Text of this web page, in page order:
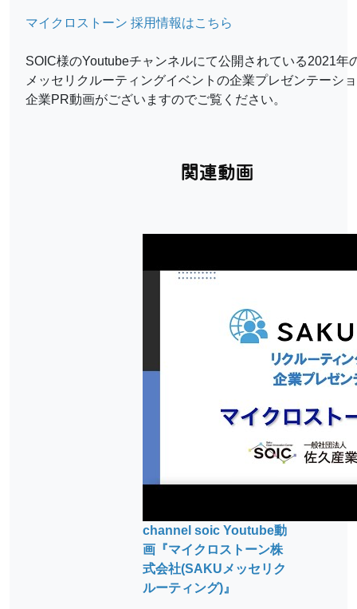
マイクロストーン 採用情報はこちら
SOIC様のYoutubeチャンネルにて公開されている2021年
メッセリクルーティングイベントの企業プレゼンテーシ
企業PR動画がございますのでご覧ください。
関連動画
channel soic Youtube動
画『マイクロストーン株
式会社(SAKUメッセリク
ルーティング)』